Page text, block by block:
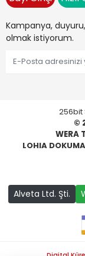
Kampanya,
olmak istiyorum.
256bit
©
WERA
LOHIA
Alveta Ltd. Şti.